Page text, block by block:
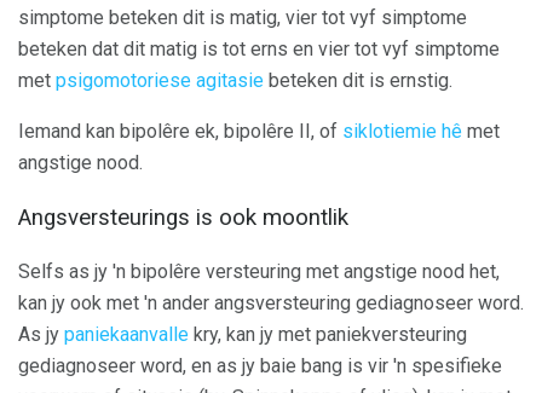
simptome beteken dit is matig, vier tot vyf simptome
beteken dat dit matig is tot erns en vier tot vyf simptome
met psigomotoriese agitasie beteken dit is ernstig.
Iemand kan bipolêre ek, bipolêre II, of siklotiemie hê met
angstige nood.
Angsversteurings is ook moontlik
Selfs as jy 'n bipolêre versteuring met angstige nood het,
kan jy ook met 'n ander angsversteuring gediagnoseer word.
As jy paniekaanvalle kry, kan jy met paniekversteuring
gediagnoseer word, en as jy baie bang is vir 'n spesifieke